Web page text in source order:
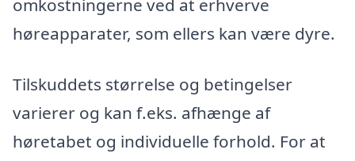
omkostningerne ved at erhverve
høreapparater, som ellers kan være dyre.
Tilskuddets størrelse og betingelser
varierer og kan f.eks. afhænge af
høretabet og individuelle forhold. For at